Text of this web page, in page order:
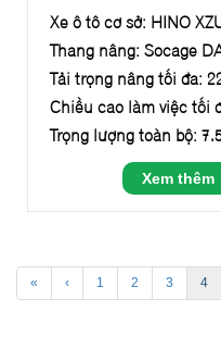
Xe ô tô cơ sở: HINO
Thang nâng: Socage
Tải trọng nâng tối đa:
Chiều cao làm việc tối
Trọng lượng toàn bộ:
Xem thêm
« ‹ 1 2 3 4